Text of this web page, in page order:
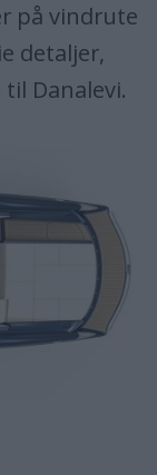
på vindrute
detaljer,
Danalevi.